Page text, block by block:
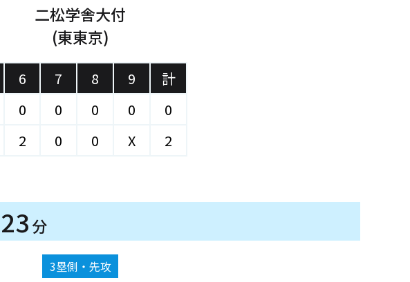
二松学舎大付
(東東京)
6 7 8 9
計
0 0 0 0
0
2 0 0 X 2
23分
3塁側・先攻